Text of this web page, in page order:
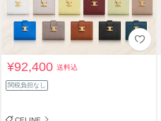
¥92,400送料込
関税負担なし